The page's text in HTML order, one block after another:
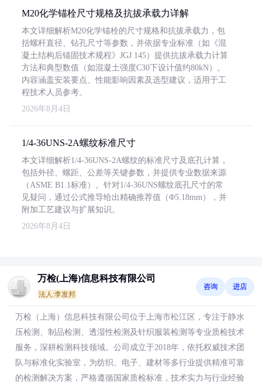
M20化学锚栓尺寸规格及抗拔承载力详解
本文详细解析M20化学锚栓的尺寸规格和抗拔承载力，包
括螺杆直径、钻孔尺寸等参数，并依据专业标准（如《混
凝土结构后锚固技术规程》JGJ 145）提供抗拔承载力计算
方法和典型数值（如混凝土强度C30下设计值约80kN）。
内容涵盖安装要点、性能影响因素及选型建议，适用于工
程技术人员参考。
2026年8月4日
1/4-36UNS-2A螺纹标准尺寸
本文详细解析1/4-36UNS-2A螺纹的标准尺寸及底孔计算，
包括外径、螺距、公差等关键参数，并提供专业数据来源
（ASME B1.1标准）。针对1/4-36UNS螺纹底孔尺寸的常
见疑问，通过公式推导给出精确推荐值（Φ5.18mm），并
附加工艺建议与扩展知识。
2026年8月4日
万检(上海)信息科技有限公司
法人:李发邦
咨询 进店
万检（上海）信息科技有限公司位于上海市松江区，专注于静水
压检测、制品检测、透湿性检测及针织服装检测等专业质检技术
服务，深耕检测科技领域。公司成立于2018年，依托权威技术团
队与标准化实验室，为纺织、电子、建材等多行业提供精准可靠
的检测解决方案，严格遵循国家质检标准，技术实力与行业经验